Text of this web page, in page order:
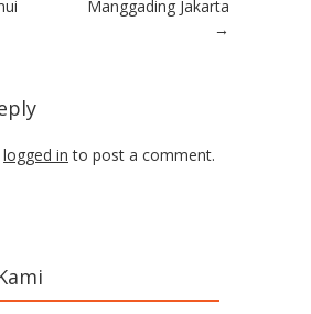
Manggading Jakarta
→
logged in to post a comment.